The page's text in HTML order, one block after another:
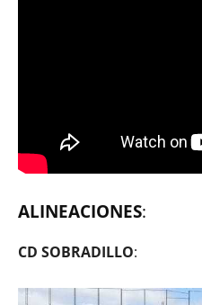
ALINEACIONES:
CD SOBRADILLO: